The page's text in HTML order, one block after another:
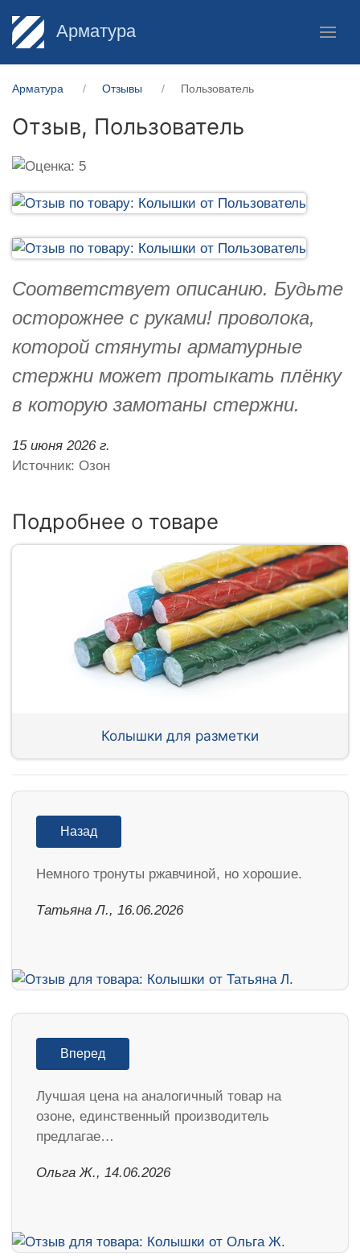
Арматура
Арматура Отзывы Пользователь
Отзыв, Пользователь
Соответствует описанию. Будьте
осторожнее с руками! проволока,
которой стянуты арматурные
стержни может протыкать плёнку
в которую замотаны стержни.
15 июня 2026 г.
Источник: Озон
Подробнее о товаре
Колышки для разметки
Назад
Немного тронуты ржавчиной, но хорошие.
Татьяна Л., 16.06.2026
Вперед
Лучшая цена на аналогичный товар на
озоне, единственный производитель
предлагае…
Ольга Ж., 14.06.2026